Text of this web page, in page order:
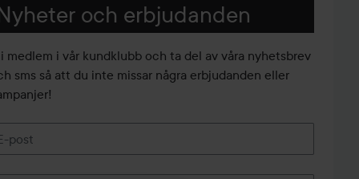
och erbjudanden
medlem i vår kundklubb och ta del av våra nyhetsbrev
sms så att du inte missar några erbjudanden eller
post